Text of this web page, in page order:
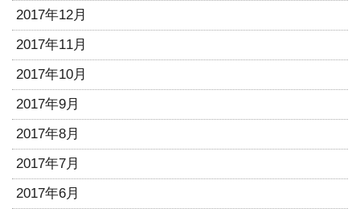
2017年12月
2017年11月
2017年10月
2017年9月
2017年8月
2017年7月
2017年6月